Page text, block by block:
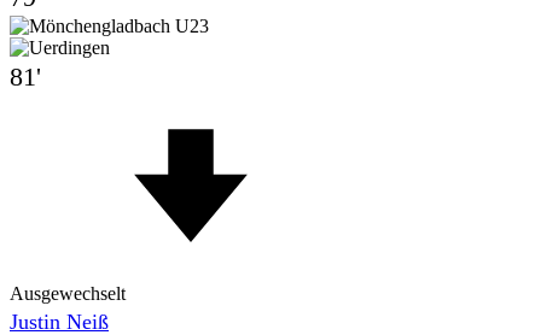
81'
Ausgewechselt
Justin Neiß